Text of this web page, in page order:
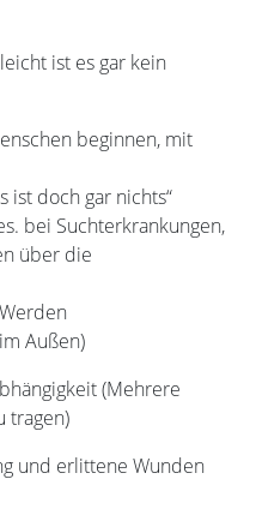
ist es gar kein
beginnen, mit
ist doch gar nichts“
bei Suchterkrankungen,
über die
Außen)
(Mehrere
tragen)
und erlittene Wunden